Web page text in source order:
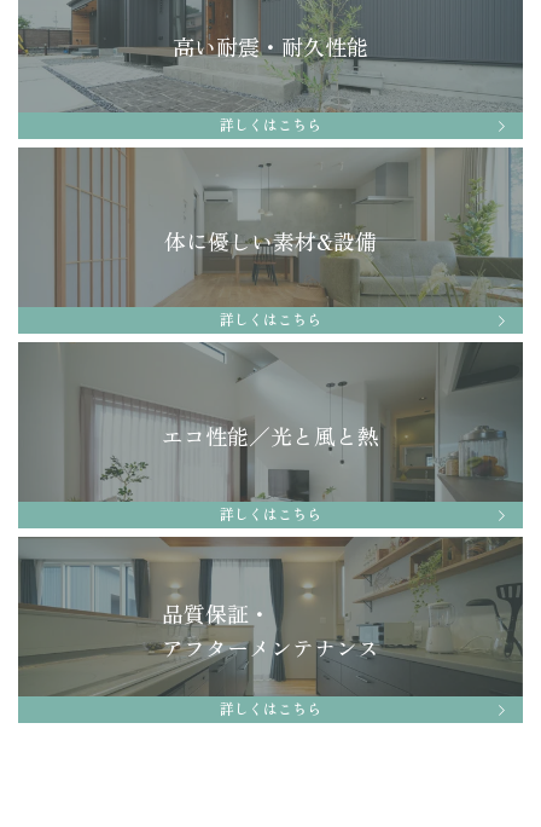
高い耐震・耐久性能
詳しくはこちら
体に優しい素材&設備
詳しくはこちら
エコ性能／光と風と熱
詳しくはこちら
品質保証・
アフターメンテナンス
詳しくはこちら